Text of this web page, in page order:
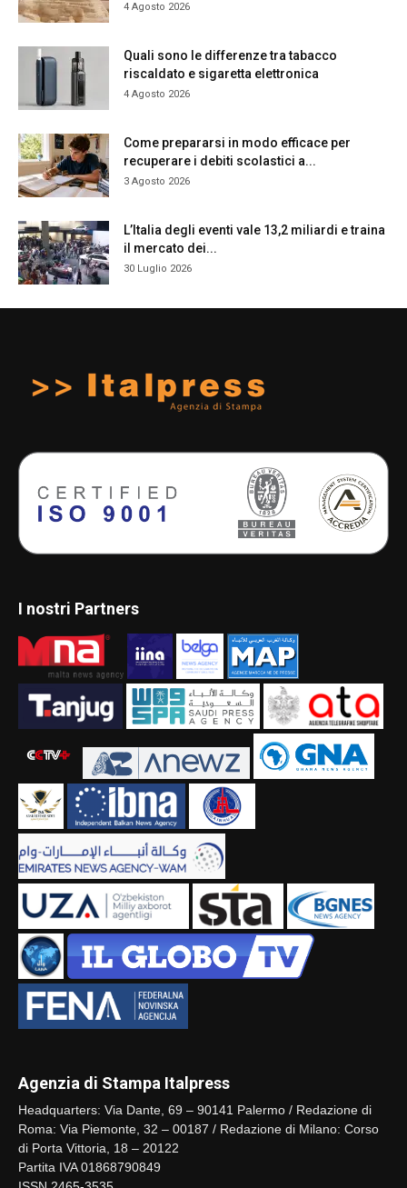
4 Agosto 2026
Quali sono le differenze tra tabacco
riscaldato e sigaretta elettronica
4 Agosto 2026
Come prepararsi in modo efficace per
recuperare i debiti scolastici a...
3 Agosto 2026
L’Italia degli eventi vale 13,2 miliardi e traina
il mercato dei...
30 Luglio 2026
I nostri Partners
Agenzia di Stampa Italpress
Headquarters: Via Dante, 69 – 90141 Palermo / Redazione di
Roma: Via Piemonte, 32 – 00187 / Redazione di Milano: Corso
di Porta Vittoria, 18 – 20122
Partita IVA 01868790849